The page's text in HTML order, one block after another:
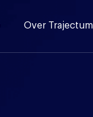
Over Trajectum